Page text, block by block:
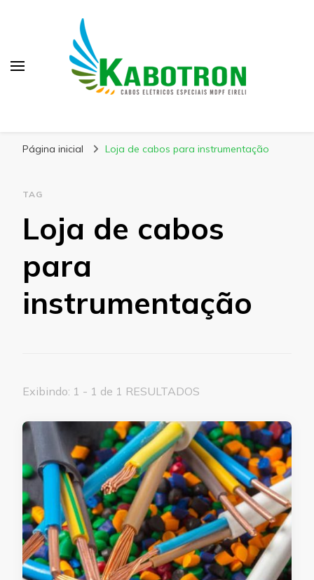
Página inicial Loja de cabos para instrumentação
TAG
Loja de cabos
para
instrumentação
Exibindo: 1 - 1 de 1 RESULTADOS